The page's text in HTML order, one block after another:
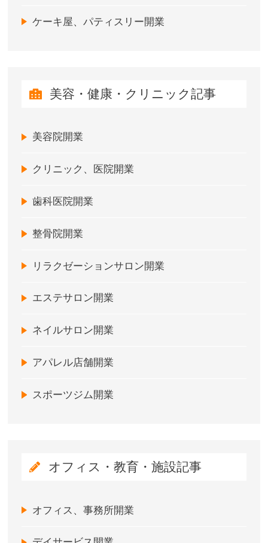
ケーキ屋、パティスリー開業
美容・健康・クリニック記事
美容院開業
クリニック、医院開業
歯科医院開業
整骨院開業
リラクゼーションサロン開業
エステサロン開業
ネイルサロン開業
アパレル店舗開業
スポーツジム開業
オフィス・教育・施設記事
オフィス、事務所開業